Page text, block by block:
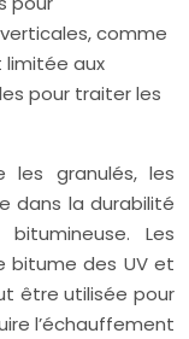
comme
limitée aux
pour traiter les
les granulés, les
dans la durabilité
Les
bitume des UV et
être utilisée pour
l’échauffement